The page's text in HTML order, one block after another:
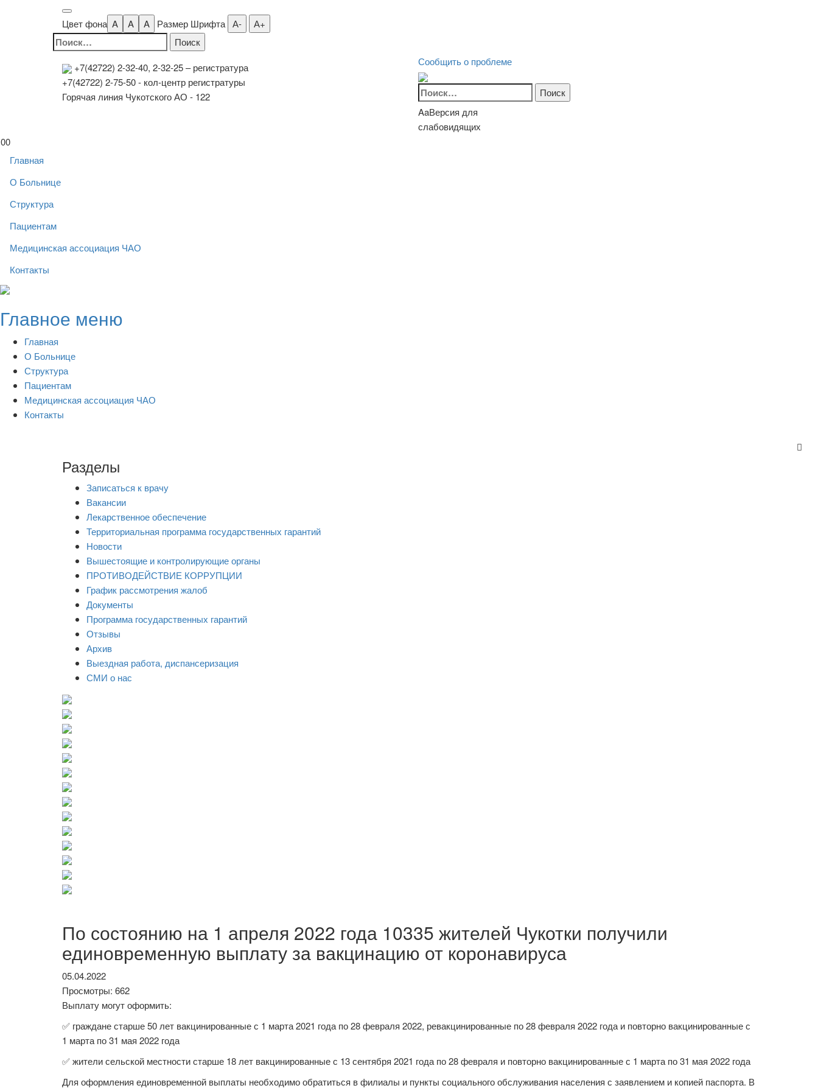
Цвет фона A A A Размер Шрифта А- А+
Найти:
+7(42722) 2-32-40, 2-32-25– регистратура
+7(42722) 2-75-50 - кол-центр регистратуры
Горячая линия Чукотского АО - 122
Сообщить о проблеме
Найти:
AaВерсия для
слабовидящих
00
Главная
О Больнице
Структура
Пациентам
Медицинская ассоциация ЧАО
Контакты
Skip
content
Главное меню
Главная
О Больнице
Структура
Пациентам
Медицинская ассоциация ЧАО
Контакты
Разделы
Записаться к врачу
Вакансии
Лекарственное обеспечение
Территориальная программа государственных гарантий
Новости
Вышестоящие и контролирующие органы
ПРОТИВОДЕЙСТВИЕ КОРРУПЦИИ
График рассмотрения жалоб
Документы
Программа государственных гарантий
Отзывы
Архив
Выездная работа, диспансеризация
СМИ о нас
По состоянию на 1 апреля 2022 года 10335 жителей Чукотки получили
единовременную выплату за вакцинацию от коронавируса
05.04.2022
Просмотры: 662
Выплату могут оформить:
✅ граждане старше 50 лет вакцинированные с 1 марта 2021 года по 28 февраля 2022, ревакцинированные по 28 февраля 2022 года и повторно вакцинированные с
1 марта по 31 мая 2022 года
✅ жители сельской местности старше 18 лет вакцинированные с 13 сентября 2021 года по 28 февраля и повторно вакцинированные с 1 марта по 31 мая 2022 года
Для оформления единовременной выплаты необходимо обратиться в филиалы и пункты социального обслуживания населения с заявлением и копией паспорта. В